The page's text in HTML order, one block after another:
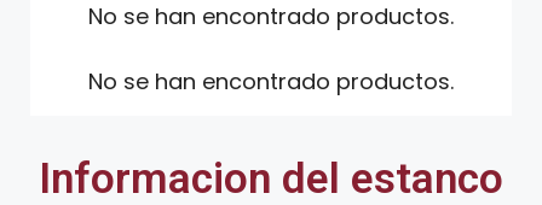
No se han encontrado productos.
No se han encontrado productos.
Informacion del estanco